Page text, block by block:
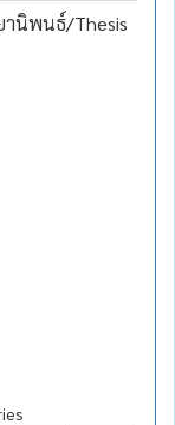
านิพนธ์/Thesis